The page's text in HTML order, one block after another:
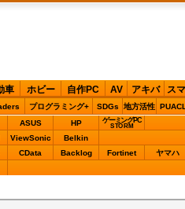
車 ホビー 自作PC AV アキバ ス
プログラミング+ SDGs 地方活性
ASUS HP ゲーミングPC
STORM
ViewSonic Belkin
CData Backlog Fortinet ヤマハ